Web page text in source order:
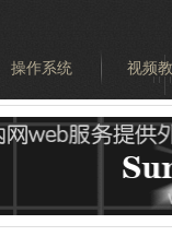
搜索
操作系统 视频